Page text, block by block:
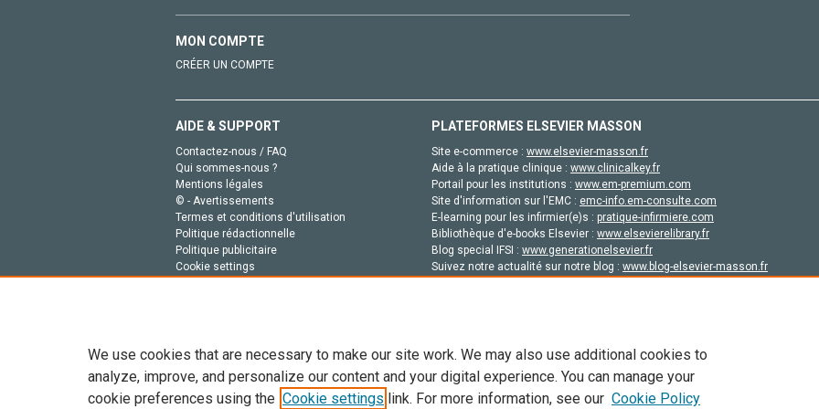
MON COMPTE
CRÉER UN COMPTE
AIDE & SUPPORT
Contactez-nous / FAQ
Qui sommes-nous ?
Mentions légales
© - Avertissements
Termes et conditions d'utilisation
Politique rédactionnelle
Politique publicitaire
Cookie settings
PLATEFORMES ELSEVIER MASSON
Site e-commerce : www.elsevier-masson.fr
Aide à la pratique clinique : www.clinicalkey.fr
Portail pour les institutions : www.em-premium.com
Site d'information sur l'EMC : emc-info.em-consulte.com
E-learning pour les infirmier(e)s : pratique-infirmiere.com
Bibliothèque d'e-books Elsevier : www.elsevierelibrary.fr
Blog special IFSI : www.generationelsevier.fr
Suivez notre actualité sur notre blog : www.blog-elsevier-masson.fr
Tout le contenu de ce site: Copyright © 2026 Elsevier, ses concédants de licence et ses contributeurs. Tout les droits sont réservés,
We use cookies that are necessary to make our site work. We may also use additional cookies to
analyze, improve, and personalize our content and your digital experience. You can manage your
cookie preferences using the Cookie settings link. For more information, see our Cookie Policy